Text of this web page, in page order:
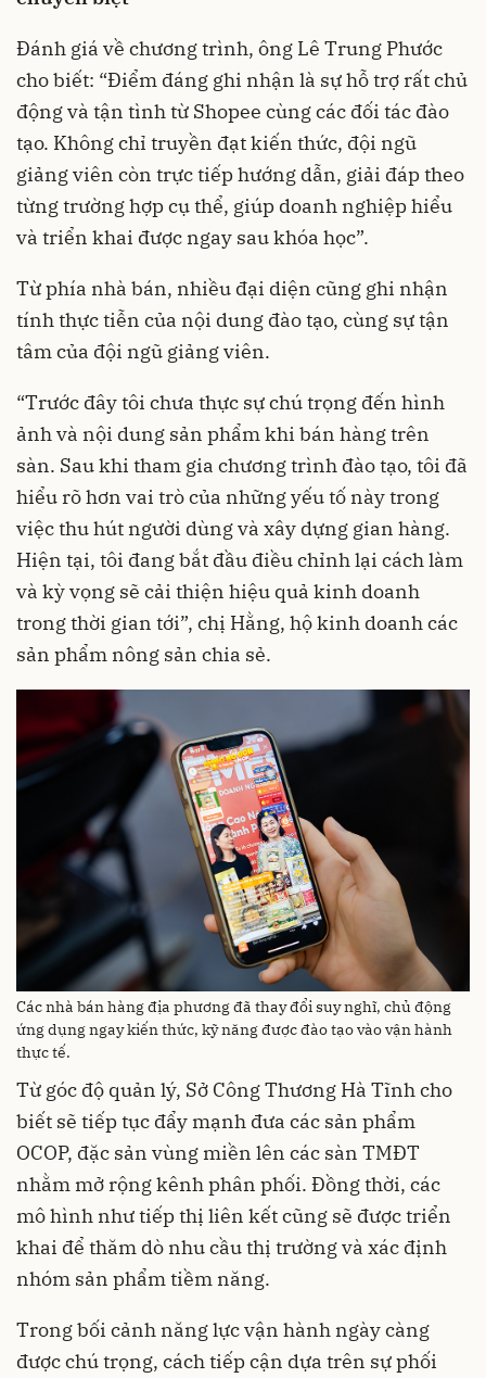
Đánh giá về chương trình, ông Lê Trung Phước
cho biết: “Điểm đáng ghi nhận là sự hỗ trợ rất chủ
động và tận tình từ Shopee cùng các đối tác đào
tạo. Không chỉ truyền đạt kiến thức, đội ngũ
giảng viên còn trực tiếp hướng dẫn, giải đáp theo
từng trường hợp cụ thể, giúp doanh nghiệp hiểu
và triển khai được ngay sau khóa học”.
Từ phía nhà bán, nhiều đại diện cũng ghi nhận
tính thực tiễn của nội dung đào tạo, cùng sự tận
tâm của đội ngũ giảng viên.
“Trước đây tôi chưa thực sự chú trọng đến hình
ảnh và nội dung sản phẩm khi bán hàng trên
sàn. Sau khi tham gia chương trình đào tạo, tôi đã
hiểu rõ hơn vai trò của những yếu tố này trong
việc thu hút người dùng và xây dựng gian hàng.
Hiện tại, tôi đang bắt đầu điều chỉnh lại cách làm
và kỳ vọng sẽ cải thiện hiệu quả kinh doanh
trong thời gian tới”, chị Hằng, hộ kinh doanh các
sản phẩm nông sản chia sẻ.
Các nhà bán hàng địa phương đã thay đổi suy nghĩ, chủ động
ứng dụng ngay kiến thức, kỹ năng được đào tạo vào vận hành
thực tế.
Từ góc độ quản lý, Sở Công Thương Hà Tĩnh cho
biết sẽ tiếp tục đẩy mạnh đưa các sản phẩm
OCOP, đặc sản vùng miền lên các sàn TMĐT
nhằm mở rộng kênh phân phối. Đồng thời, các
mô hình như tiếp thị liên kết cũng sẽ được triển
khai để thăm dò nhu cầu thị trường và xác định
nhóm sản phẩm tiềm năng.
Trong bối cảnh năng lực vận hành ngày càng
được chú trọng, cách tiếp cận dựa trên sự phối